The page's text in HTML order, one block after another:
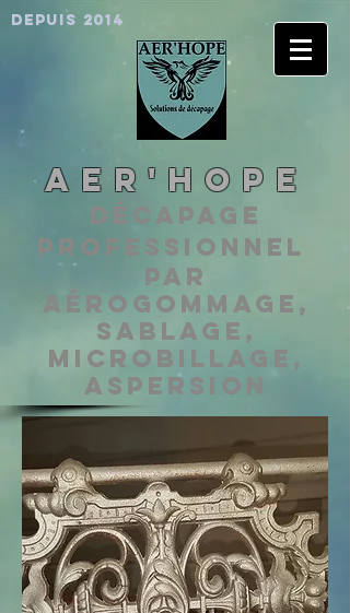
AER'HOPE
Décapage
professionnel
par
aérogommage,
sablage,
microbillage,
aspersion
depuis 2014